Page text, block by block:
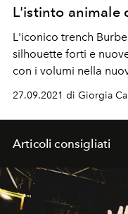
L'istinto animale
L'iconico trench
silhouette forti e
con i volumi nella
ai suoi istinti primordiali
27.09.2021 di Giorgia
Articoli consigliati